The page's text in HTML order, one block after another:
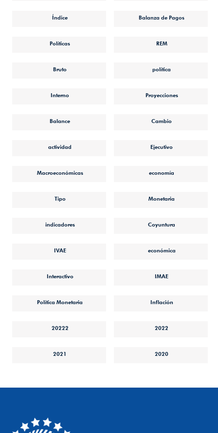
Índice Balanza de Pagos
Políticas REM
Bruto política
Interno Proyecciones
Balance Cambio
actividad Ejecutivo
Macroeconómicas economía
Tipo Monetaria
indicadores Coyuntura
IVAE económica
Interactivo IMAE
Política Monetaria Inflación
20222 2022
2021 2020